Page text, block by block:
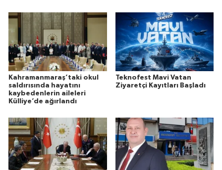
Kahramanmaraş’taki okul
saldırısında hayatını
kaybedenlerin aileleri
Külliye’de ağırlandı
Teknofest Mavi Vatan
Ziyaretçi Kayıtları Başladı